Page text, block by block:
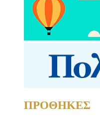
ΠΡΟΘΗΚΕΣ